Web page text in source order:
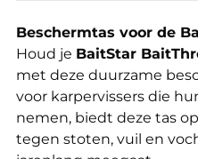
Beschermtas voor de
Houd je BaitStar
met deze duurzame
voor karpervissers die
nemen, biedt deze tas
tegen stoten, vuil en